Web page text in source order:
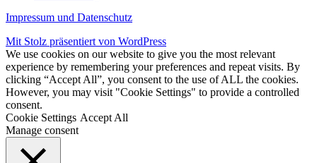
Impressum und Datenschutz
Mit Stolz präsentiert von WordPress
We use cookies on our website to give you the most relevant
experience by remembering your preferences and repeat visits. By
clicking “Accept All”, you consent to the use of ALL the cookies.
However, you may visit "Cookie Settings" to provide a controlled
consent.
Cookie Settings Accept All
Manage consent